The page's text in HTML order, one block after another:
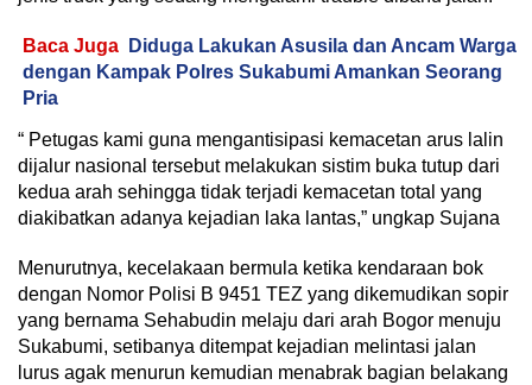
Baca Juga
Diduga Lakukan Asusila dan Ancam Warga
dengan Kampak Polres Sukabumi Amankan Seorang
Pria
“ Petugas kami guna mengantisipasi kemacetan arus lalin
dijalur nasional tersebut melakukan sistim buka tutup dari
kedua arah sehingga tidak terjadi kemacetan total yang
diakibatkan adanya kejadian laka lantas,” ungkap Sujana
Menurutnya, kecelakaan bermula ketika kendaraan bok
dengan Nomor Polisi B 9451 TEZ yang dikemudikan sopir
yang bernama Sehabudin melaju dari arah Bogor menuju
Sukabumi, setibanya ditempat kejadian melintasi jalan
lurus agak menurun kemudian menabrak bagian belakang